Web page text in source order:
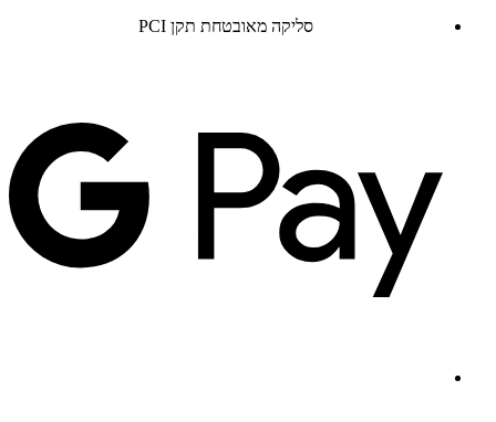
סליקה מאובטחת תקן PCI